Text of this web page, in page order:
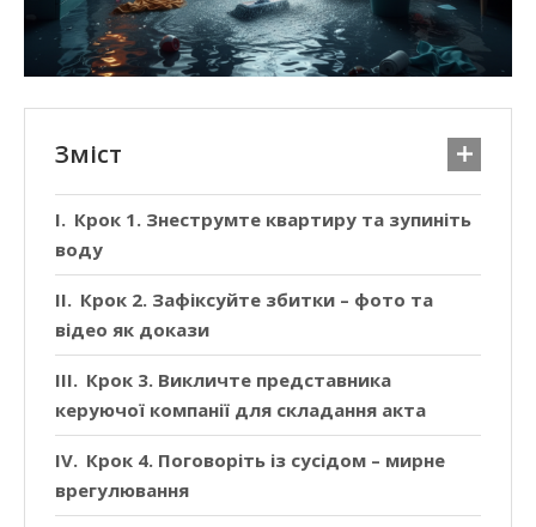
Зміст
Крок 1. Знеструмте квартиру та зупиніть
воду
Крок 2. Зафіксуйте збитки – фото та
відео як докази
Крок 3. Викличте представника
керуючої компанії для складання акта
Крок 4. Поговоріть із сусідом – мирне
врегулювання